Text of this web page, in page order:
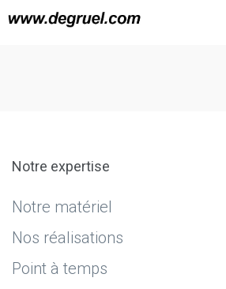
Notre expertise
Notre matériel
Nos réalisations
Point à temps